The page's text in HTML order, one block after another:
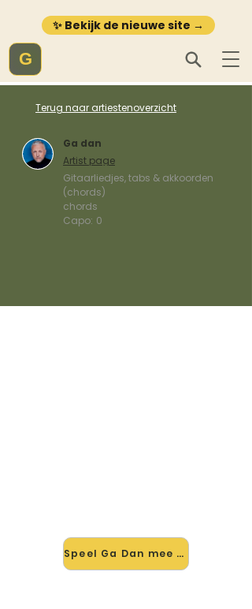
✨ Bekijk de nieuwe site →
G
Terug naar artiestenoverzicht
Ga dan
Artist page
Gitaarliedjes, tabs & akkoorden
(chords)
chords
Capo: 0
Speel Ga Dan mee →